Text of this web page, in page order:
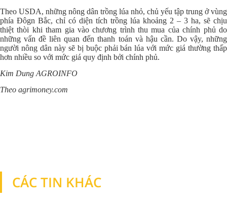
Theo USDA, những nông dân trồng lúa nhỏ, chủ yếu tập trung ở vùng
phía Đôgn Bắc, chỉ có diện tích trồng lúa khoảng 2 – 3 ha, sẽ chịu
thiệt thòi khi tham gia vào chương trình thu mua của chính phủ do
những vấn đề liên quan đến thanh toán và hậu cần. Do vậy, những
người nông dân này sẽ bị buộc phải bán lúa với mức giá thường thấp
hơn nhiều so với mức giá quy định bởi chính phủ.
Kim Dung AGROINFO
Theo agrimoney.com
CÁC TIN KHÁC